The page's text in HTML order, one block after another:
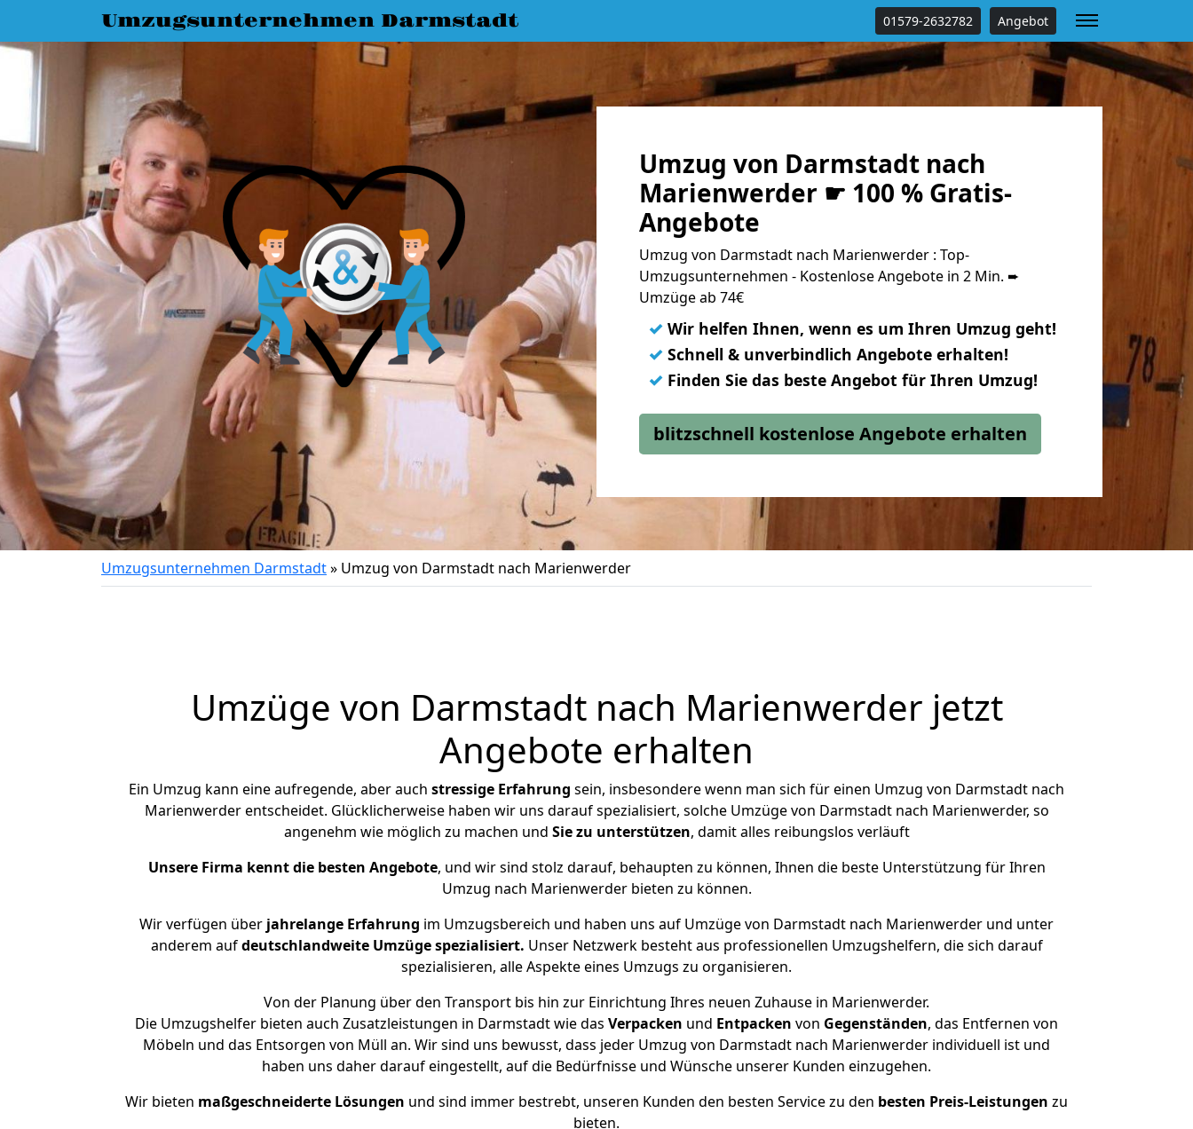
Umzugsunternehmen Darmstadt 01579-2632782 Angebot
Umzug von Darmstadt nach
Marienwerder ☛ 100 % Gratis-
Angebote
Umzug von Darmstadt nach Marienwerder : Top-
Umzugsunternehmen - Kostenlose Angebote in 2 Min. ➨
Umzüge ab 74€
✓ Wir helfen Ihnen, wenn es um Ihren Umzug geht!
✓ Schnell & unverbindlich Angebote erhalten!
✓ Finden Sie das beste Angebot für Ihren Umzug!
blitzschnell kostenlose Angebote erhalten
Umzugsunternehmen Darmstadt» Umzug von Darmstadt nach Marienwerder
Umzüge von Darmstadt nach Marienwerder jetzt
Angebote erhalten
Ein Umzug kann eine aufregende, aber auch stressige Erfahrung sein, insbesondere wenn man sich für einen Umzug von Darmstadt nach
Marienwerder entscheidet. Glücklicherweise haben wir uns darauf spezialisiert, solche Umzüge von Darmstadt nach Marienwerder, so
angenehm wie möglich zu machen und Sie zu unterstützen, damit alles reibungslos verläuft
Unsere Firma kennt die besten Angebote, und wir sind stolz darauf, behaupten zu können, Ihnen die beste Unterstützung für Ihren
Umzug nach Marienwerder bieten zu können.
Wir verfügen über jahrelange Erfahrung im Umzugsbereich und haben uns auf Umzüge von Darmstadt nach Marienwerder und unter
anderem aufdeutschlandweite Umzüge spezialisiert. Unser Netzwerk besteht aus professionellen Umzugshelfern, die sich darauf
spezialisieren, alle Aspekte eines Umzugs zu organisieren.
Von der Planung über den Transport bis hin zur Einrichtung Ihres neuen Zuhause in Marienwerder.
Die Umzugshelfer bieten auch Zusatzleistungen in Darmstadt wie das Verpacken und Entpacken von Gegenständen, das Entfernen von
Möbeln und das Entsorgen von Müll an. Wir sind uns bewusst, dass jeder Umzug von Darmstadt nach Marienwerder individuell ist und
haben uns daher darauf eingestellt, auf die Bedürfnisse und Wünsche unserer Kunden einzugehen.
Wir bieten maßgeschneiderte Lösungen und sind immer bestrebt, unseren Kunden den besten Service zu den besten Preis-Leistungen zu
bieten.